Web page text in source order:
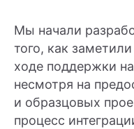
Мы начали
того, как
ходе поддержки
несмотря на
и образцовых
процесс